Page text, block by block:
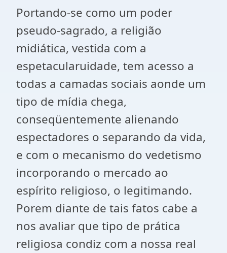
Portando-se como um poder
pseudo-sagrado, a religião
midiática, vestida com a
espetacularuidade, tem acesso a
todas a camadas sociais aonde um
tipo de mídia chega,
conseqüentemente alienando
espectadores o separando da vida,
e com o mecanismo do vedetismo
incorporando o mercado ao
espírito religioso, o legitimando.
Porem diante de tais fatos cabe a
nos avaliar que tipo de prática
religiosa condiz com a nossa real